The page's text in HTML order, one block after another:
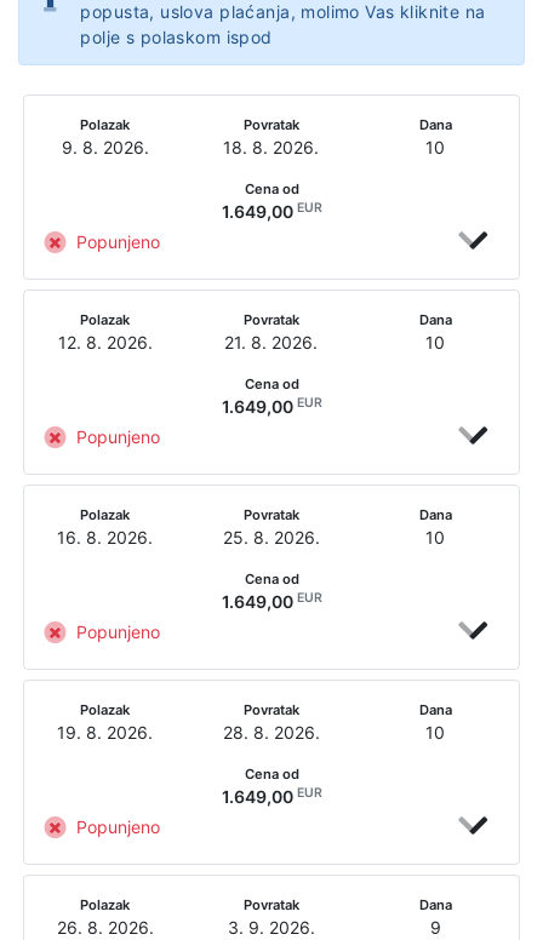
popusta, uslova plaćanja, molimo Vas kliknite na
polje s polaskom ispod
Polazak
9. 8. 2026.
Povratak
18. 8. 2026.
Dana
10
Popunjeno
Cena od
1.649,00 EUR
Polazak
12. 8. 2026.
Povratak
21. 8. 2026.
Dana
10
Popunjeno
Cena od
1.649,00 EUR
Polazak
16. 8. 2026.
Povratak
25. 8. 2026.
Dana
10
Popunjeno
Cena od
1.649,00 EUR
Polazak
19. 8. 2026.
Povratak
28. 8. 2026.
Dana
10
Popunjeno
Cena od
1.649,00 EUR
Polazak
26. 8. 2026.
Povratak
3. 9. 2026.
Dana
9